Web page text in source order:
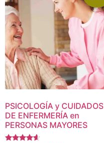
PSICOLOGÍA y CUIDADOS
DE ENFERMERÍA en
PERSONAS MAYORES